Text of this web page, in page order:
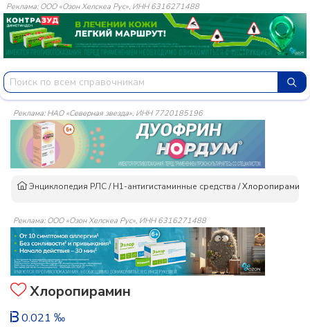
Реклама: ООО «Озон Хелскеа Рус», ИНН 6316271488
Реклама: НАО «Северная звезда», ИНН 7720185196
Энциклопедия РЛС/H1-антигистаминные средства /Хлоропирамин
Реклама: ООО «Озон Хелскеа Рус», ИНН 6316271488
Хлоропирамин
0.021 ‰